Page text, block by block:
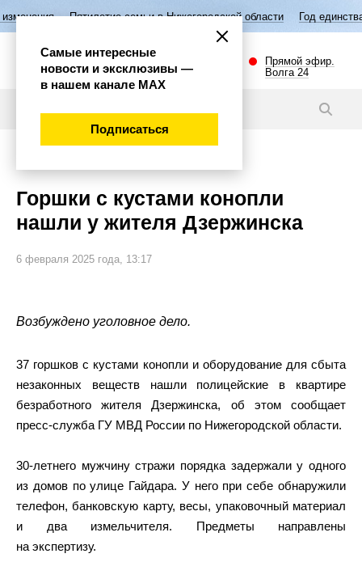
Пятилетие семьи в Нижегородской области Год единства народов
Прямой эфир.
Волга 24
Горшки с кустами конопли
нашли у жителя Дзержинска
6 февраля 2025 года, 13:17
Возбуждено уголовное дело.
37 горшков с кустами конопли и оборудование для сбыта
незаконных веществ нашли полицейские в квартире
безработного жителя Дзержинска, об этом сообщает
пресс-служба ГУ МВД России по Нижегородской области.
30-летнего мужчину стражи порядка задержали у одного
из домов по улице Гайдара. У него при себе обнаружили
телефон, банковскую карту, весы, упаковочный материал
и два измельчителя. Предметы направлены
на экспертизу.
Самые интересные
новости и эксклюзивы —
в нашем канале МАХ
Подписаться